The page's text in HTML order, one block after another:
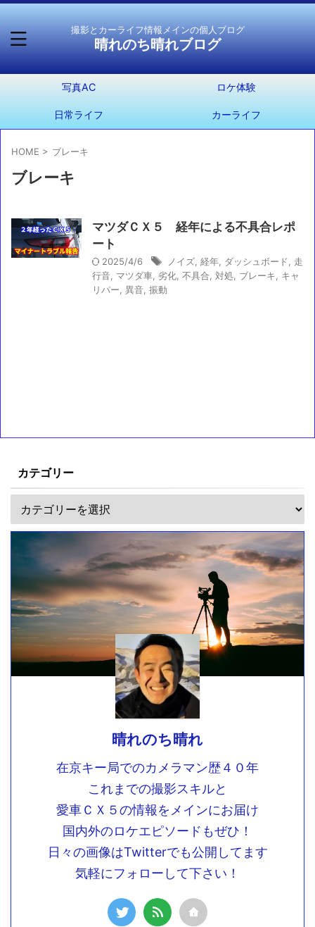
撮影とカーライフ情報メインの個人ブログ
晴れのち晴れブログ
写真AC ロケ体験
日常ライフ カーライフ
HOME > ブレーキ
ブレーキ
マツダＣＸ５ 経年による不具合レポ
ート
2025/4/6 ノイズ 経年 ダッシュボード
走
行音 マツダ車 劣化 不具合 対処 ブレーキ
キャ
リパー 異音 振動
カテゴリー
晴れのち晴れ
在京キー局でのカメラマン歴４０年
これまでの撮影スキルと
愛車ＣＸ５の情報をメインにお届け
国内外のロケエピソードもぜひ！
日々の画像はTwitterでも公開してます
気軽にフォローして下さい！